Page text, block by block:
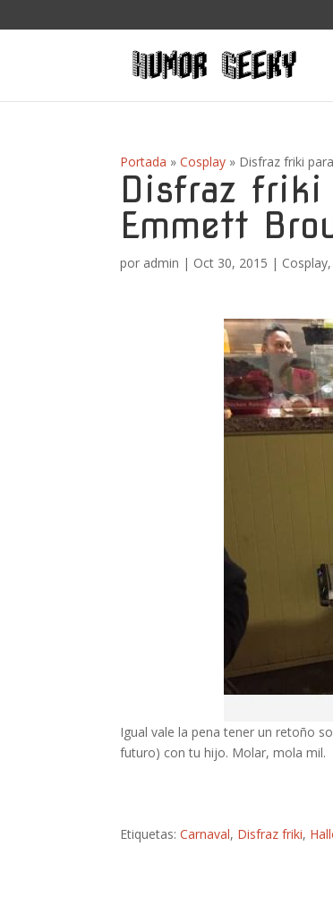
Portada »Cosplay » Disfraz friki
Disfraz friki
Emmett
por admin | Oct 30, 2015 | Cosplay,
Igual vale la pena tener un retoño
futuro) con tu hijo. Molar, mola mil.
Etiquetas:Carnaval, Disfraz friki,